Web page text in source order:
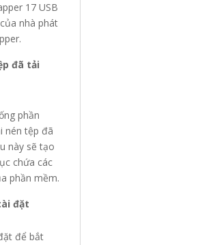
17 USB
nhà phát
đã tải
phần
nén tệp đã
này sẽ tạo
chứa các
phần mềm.
đặt
để bắt